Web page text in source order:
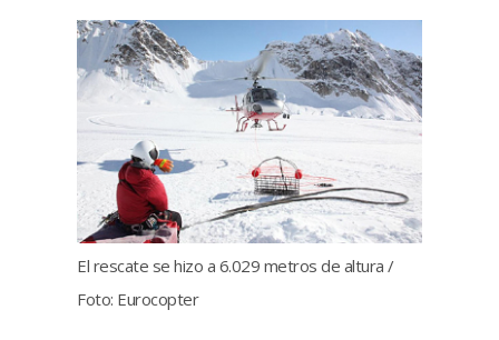
El rescate se hizo a 6.029 metros de altura /
Foto: Eurocopter